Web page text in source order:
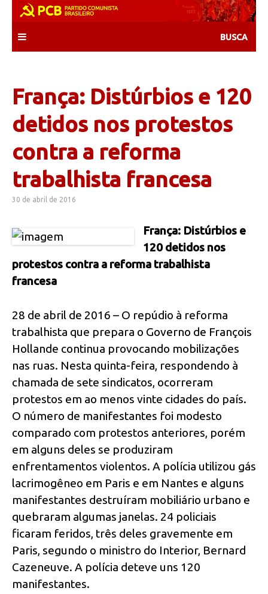
content
França: Distúrbios e 120
detidos nos protestos
contra a reforma
trabalhista francesa
30 de abril de 2016
França: Distúrbios e
120 detidos nos
protestos contra a reforma trabalhista
francesa
28 de abril de 2016 – O repúdio à reforma
trabalhista que prepara o Governo de François
Hollande continua provocando mobilizações
nas ruas. Nesta quinta-feira, respondendo à
chamada de sete sindicatos, ocorreram
protestos em ao menos vinte cidades do país.
O número de manifestantes foi modesto
comparado com protestos anteriores, porém
em alguns deles se produziram
enfrentamentos violentos. A polícia utilizou gás
lacrimogêneo em Paris e em Nantes e alguns
manifestantes destruíram mobiliário urbano e
quebraram algumas janelas. 24 policiais
ficaram feridos, três deles gravemente em
Paris, segundo o ministro do Interior, Bernard
Cazeneuve. A polícia deteve uns 120
manifestantes.